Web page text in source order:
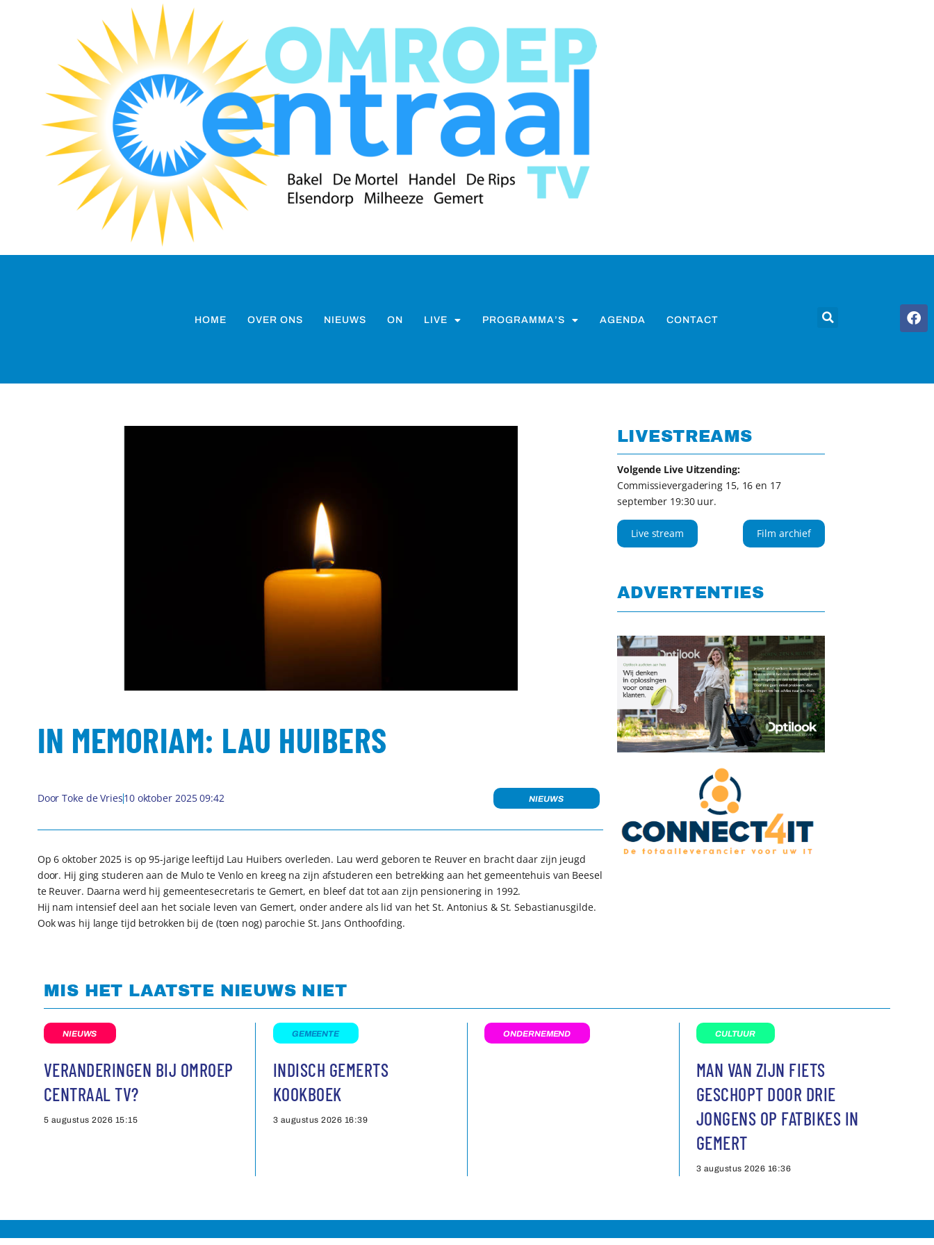
HOME OVER ONS NIEUWS ON LIVE PROGRAMMA’S AGENDA CONTACT
IN MEMORIAM: LAU HUIBERS
Door Toke de Vries10 oktober 2025 09:42 NIEUWS
Op 6 oktober 2025 is op 95-jarige leeftijd Lau Huibers overleden. Lau werd geboren te Reuver en bracht daar zijn jeugd
door. Hij ging studeren aan de Mulo te Venlo en kreeg na zijn afstuderen een betrekking aan het gemeentehuis van Beesel
te Reuver. Daarna werd hij gemeentesecretaris te Gemert, en bleef dat tot aan zijn pensionering in 1992.
Hij nam intensief deel aan het sociale leven van Gemert, onder andere als lid van het St. Antonius & St. Sebastianusgilde.
Ook was hij lange tijd betrokken bij de (toen nog) parochie St. Jans Onthoofding.
LIVESTREAMS
Volgende Live Uitzending:
Commissievergadering 15, 16 en 17
september 19:30 uur.
Live stream Film archief
ADVERTENTIES
MIS HET LAATSTE NIEUWS NIET
NIEUWS
VERANDERINGEN BIJ OMROEP
CENTRAAL TV?
5 augustus 2026 15:15
GEMEENTE
INDISCH GEMERTS
KOOKBOEK
3 augustus 2026 16:39
ONDERNEMEND CULTUUR
MAN VAN ZIJN FIETS
GESCHOPT DOOR DRIE
JONGENS OP FATBIKES IN
GEMERT
3 augustus 2026 16:36